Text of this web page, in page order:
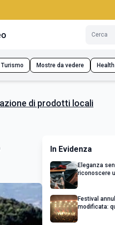
Turismo Mostre da vedere Health
di prodotti locali
In Evidenza
Eleganza
riconoscere
Festival
modificata: